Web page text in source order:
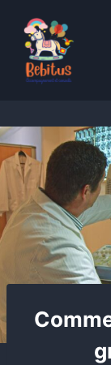
content